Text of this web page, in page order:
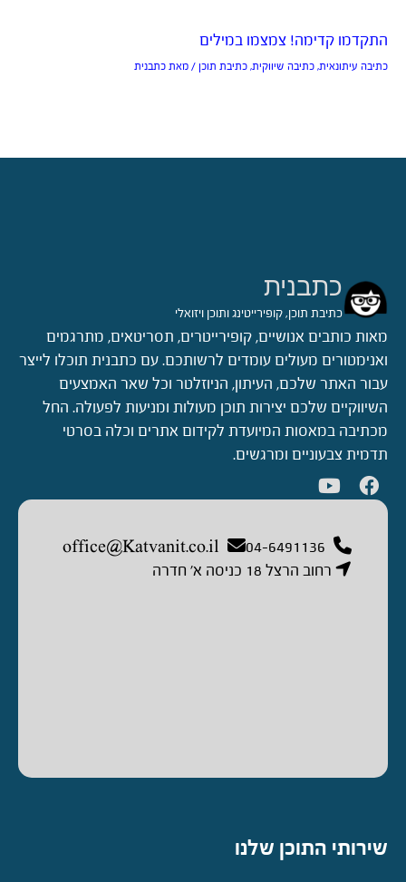
התקדמו קדימה! צמצמו במילים
כתיבה עיתונאית, כתיבה שיווקית, כתיבת תוכן / מאת כתבנית
כתבנית
כתיבת תוכן, קופירייטינג ותוכן ויזואלי
מאות כותבים אנושיים, קופירייטרים, תסריטאים, מתרגמים
ואנימטורים מעולים עומדים לרשותכם. עם כתבנית תוכלו לייצר
עבור האתר שלכם, העיתון, הניוזלטר וכל שאר האמצעים
השיווקיים שלכם יצירות תוכן מעולות ומניעות לפעולה. החל
מכתיבה במאסות המיועדת לקידום אתרים וכלה בסרטי
תדמית צבעוניים ומרגשים.
04-6491136
office@Katvanit.co.il
רחוב הרצל 18 כניסה א’ חדרה
שירותי התוכן שלנו